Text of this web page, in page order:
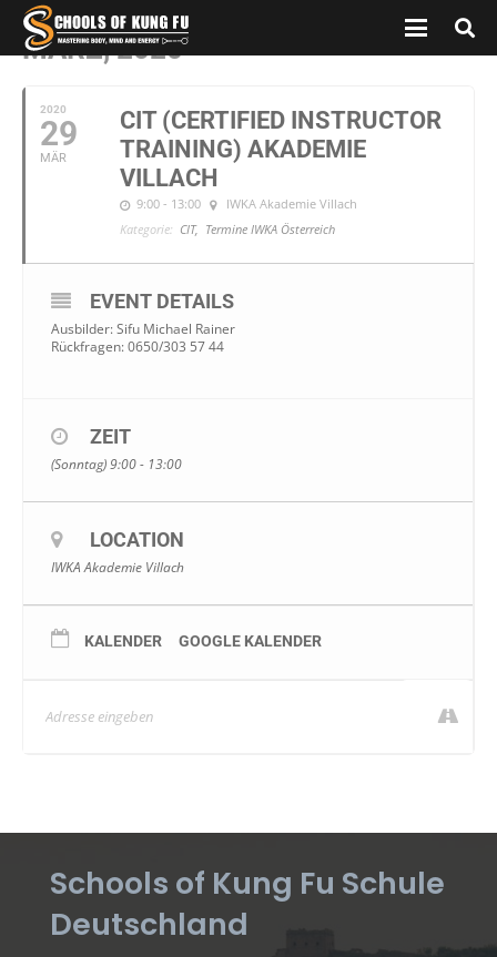
MÄRZ, 2020
2020
29
MÄR
CIT (CERTIFIED INSTRUCTOR
TRAINING) AKADEMIE
VILLACH
9:00 - 13:00
IWKA Akademie Villach
Kategorie: CIT, Termine IWKA Österreich
EVENT DETAILS
Ausbilder: Sifu Michael Rainer
Rückfragen: 0650/303 57 44
ZEIT
(Sonntag) 9:00 - 13:00
LOCATION
IWKA Akademie Villach
KALENDER GOOGLE KALENDER
Schools of Kung Fu Schule
Deutschland